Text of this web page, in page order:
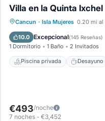
Villa en la Quinta
Cancun · Isla Mujeres 0.20 mi al
10.0 Excepcional(145 Reseñas)
1 Dormitorio 1 Baño 2 Invitados
Piscina privada Desayuno
Piscina privada
Aparcamiento
€493/noche
7 noches - €3,452